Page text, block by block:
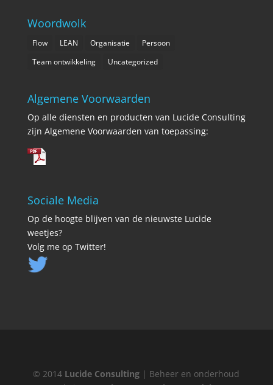
Woordwolk
Flow LEAN Organisatie
Persoon
Team ontwikkeling
Uncategorized
Algemene Voorwaarden
Op alle diensten en producten van Lucide Consulting
zijn Algemene Voorwaarden van toepassing:
Sociale Media
Op de hoogte blijven van de nieuwste Lucide
weetjes?
Volg me op Twitter!
© 2014 Lucide Consulting | Beheer en onderhoud